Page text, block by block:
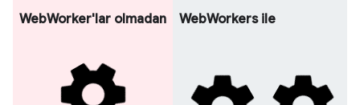
WebWorker'lar olmadan WebWorkers ile